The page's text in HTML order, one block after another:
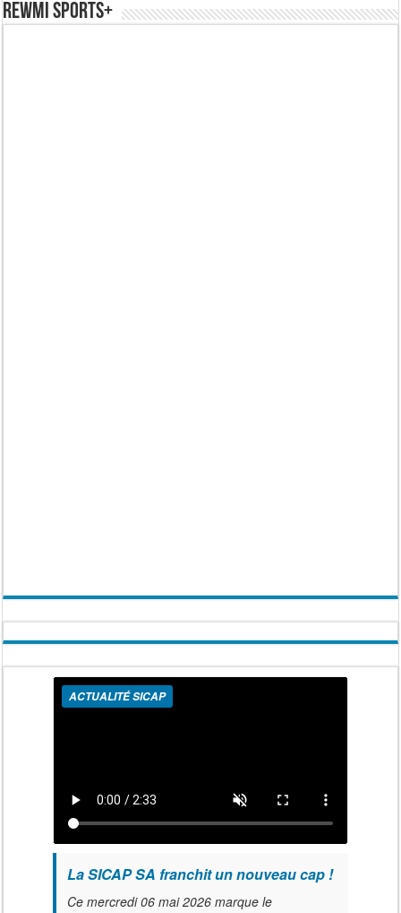
REWMI SPORTS+
ACTUALITÉ SICAP
La SICAP SA franchit un nouveau cap !
Ce mercredi 06 mai 2026 marque le